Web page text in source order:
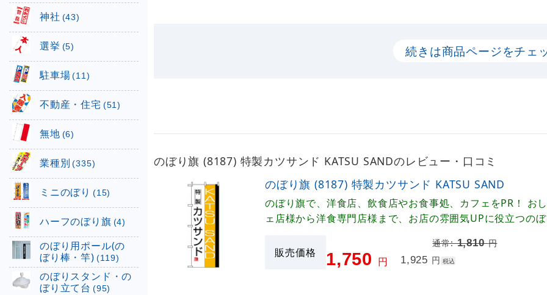
続きは商品ページをチェ
のぼり旗 (8187) 特製カツサンド KATSU SANDのレビュー・口コミ
のぼり旗 (8187) 特製カツサンド KATSU SAND
のぼり旗で、洋食店、飲食店やお食事処、カフェをPR！ お
ェ店様から洋食専門店様まで、お店の雰囲気UPに役立つの
販売価格
通常:1,810円
1,750 円 1,925 円 税込
神社 (43)
選挙 (5)
駐車場 (11)
不動産・住宅 (51)
無地 (6)
業種別 (335)
ミニのぼり (15)
ハーフのぼり旗 (4)
のぼり用ポール(の
ぼり棒・竿) (119)
のぼりスタンド・の
ぼり立て台 (95)